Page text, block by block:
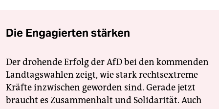
Die Engagierten stärken
Der drohende Erfolg der AfD bei den kommenden
Landtagswahlen zeigt, wie stark rechtsextreme
Kräfte inzwischen geworden sind. Gerade jetzt
braucht es Zusammenhalt und Solidarität. Auch